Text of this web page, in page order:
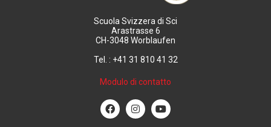
Scuola Svizzera di Sci
Arastrasse 6
CH-3048 Worblaufen
Tel. : +41 31 810 41 32
Modulo di contatto